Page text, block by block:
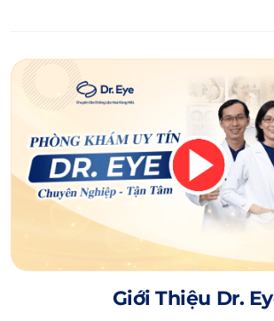
Tuy nhiên, bạn nên tham vấn
càng về chế độ ăn uống hậu
dùng sữa không, uống loại
nhiêu ly sữa…) để đảm bảo an
chế nguy cơ kích ứng.
Giới Thiệu Dr.